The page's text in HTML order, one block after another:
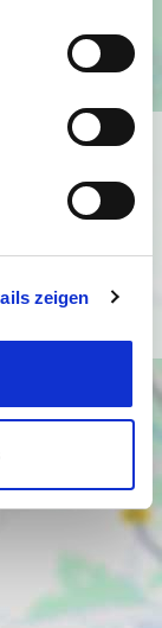
zeigen
von Google